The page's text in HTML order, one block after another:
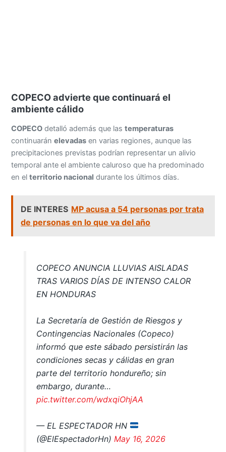
COPECO advierte que continuará el
ambiente cálido
COPECO detalló además que lastemperaturas
continuaránelevadas en varias regiones, aunque las
precipitaciones previstas podrían representar un alivio
temporal ante el ambiente caluroso que ha predominado
en elterritorio nacional durante los últimos días.
DE INTERES MP acusa a 54 personas por trata
de personas en lo que va del año
COPECO ANUNCIA LLUVIAS AISLADAS
TRAS VARIOS DÍAS DE INTENSO CALOR
EN HONDURAS
La Secretaría de Gestión de Riesgos y
Contingencias Nacionales (Copeco)
informó que este sábado persistirán las
condiciones secas y cálidas en gran
parte del territorio hondureño; sin
embargo, durante…
pic.twitter.com/wdxqiOhjAA
— EL ESPECTADOR HN
(@ElEspectadorHn) May 16, 2026